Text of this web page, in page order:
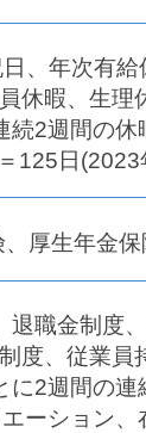
、年次有
休暇、生理
続2週間の
125日(2023
厚生年金
退職金制度
度、従業員
2週間の連
ーション、